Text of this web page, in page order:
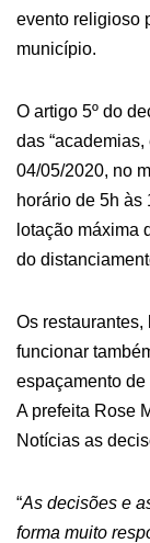
evento religioso
município.
O artigo 5º do
das
04/05/2020, no
horário de 5h às
lotação máxima
do
Os restaurantes,
funcionar
espaçamento
A prefeita Rose
Notícias as
“As decisões e
forma muito